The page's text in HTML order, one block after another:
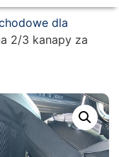
dla
2/3 kanapy za